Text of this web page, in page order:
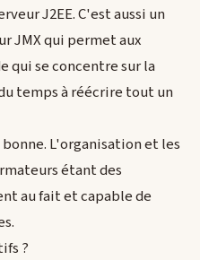
J2EE. C'est aussi un
JMX qui permet aux
qui se concentre sur la
temps à réécrire tout un
L'organisation et les
étant des
au fait et capable de
?